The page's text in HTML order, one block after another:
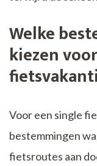
Welke
kiezen
Voor een single
bestemmingen
fietsroutes aan